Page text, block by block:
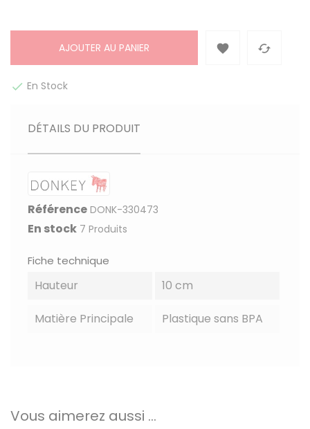
AJOUTER AU PANIER  
 En Stock
DÉTAILS DU PRODUIT
Référence DONK-330473
En stock 7 Produits
Fiche technique
Hauteur 10 cm
Matière Principale Plastique sans BPA
Vous aimerez aussi ...